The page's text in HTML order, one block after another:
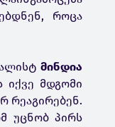
როცა
მინდია
იქვე მდგომი
რეაგირებენ.
უცნობ პირს